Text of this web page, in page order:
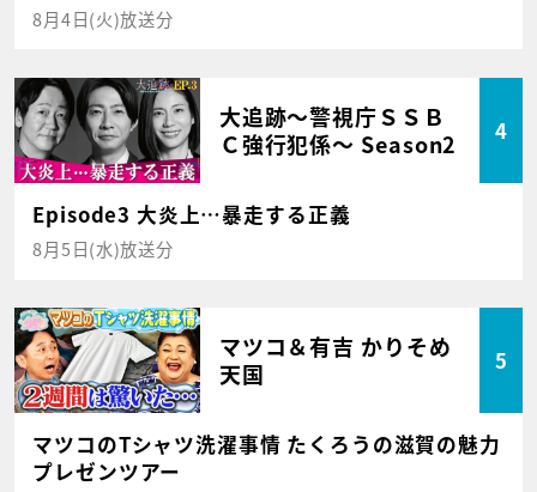
8月4日(火)放送分
大追跡～警視庁ＳＳＢ
Ｃ強行犯係～ Season2
4
Episode3 大炎上…暴走する正義
8月5日(水)放送分
マツコ＆有吉 かりそめ
天国
5
マツコのTシャツ洗濯事情 たくろうの滋賀の魅力
プレゼンツアー